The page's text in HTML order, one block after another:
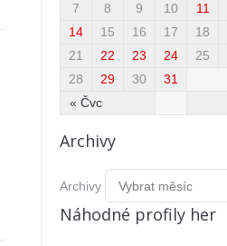
« Čvc
7
8 9 10 11
14
15 16 17 18
21
22 23 24 25
28
29 30 31
Archivy
Archivy
Náhodné profily her